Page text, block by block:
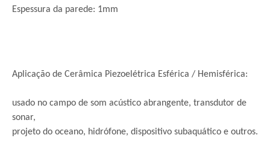
Espessura da parede: 1mm
Aplicação de Cerâmica Piezoelétrica Esférica / Hemisférica:
usado no campo de som acústico abrangente, transdutor de
sonar,
projeto do oceano, hidrófone, dispositivo subaquático e outros.